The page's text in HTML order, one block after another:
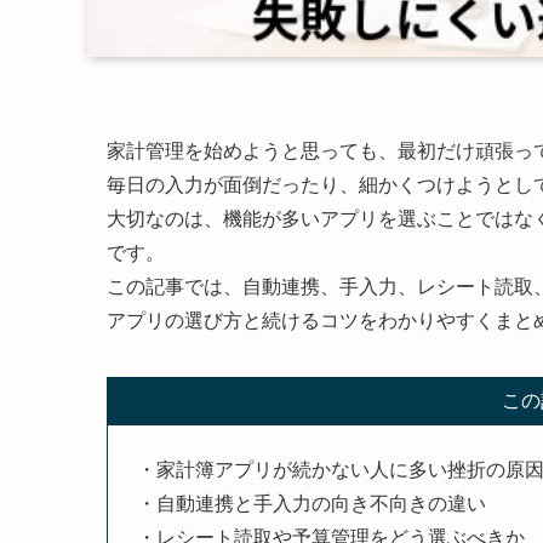
家計管理を始めようと思っても、最初だけ頑張
毎日の入力が面倒だったり、細かくつけようと
大切なのは、機能が多いアプリを選ぶことでは
です。
この記事では、自動連携、手入力、レシート読
アプリの選び方と続けるコツをわかりやすくまと
こ
・家計簿アプリが続かない人に多い挫折の原因
・自動連携と手入力の向き不向きの違い
・レシート読取や予算管理をどう選ぶべきか